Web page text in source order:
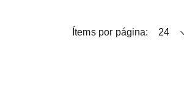
Ítems por página: